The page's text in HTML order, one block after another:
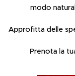
modo
Approfitta delle
Prenota la